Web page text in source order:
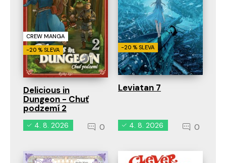
CREW MANGA
-20 % SLEVA
Delicious in
Dungeon - Chuť
podzemí 2
4. 8. 2026 0
-20 % SLEVA
Leviatan 7
4. 8. 2026 0